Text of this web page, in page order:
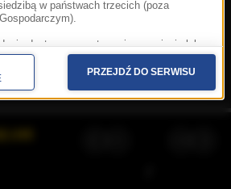
z portalu oznacza akceptację
.Aplikacje.© 2026 Radio Muzyka
Fakty Grupa RMF sp. z o.o. sp. k.
w państwach trzecich (poza
dostępu, sprostowania, usunięcia lub
danych, a także złożenia skargi do
Danych Osobowych. W polityce prywatności
wykonać swoje prawa. Szczegółowe
Twoich danych znajdują się w
PRZEJDŹ DO SERWISU